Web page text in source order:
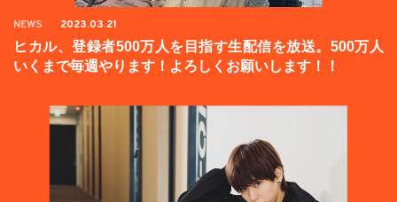
NEWS 2023.03.21
ヒカル、登録者500万人を目指す生配信を放送。500万人
いくまで毎週やります！よろしくお願いします！！